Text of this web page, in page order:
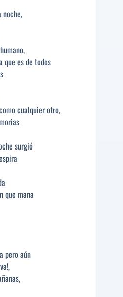
noche,
que es de todos
cualquier otro,
surgió
que mana
pero aún